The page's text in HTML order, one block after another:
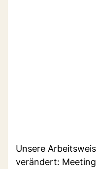
Unsere
verändert: